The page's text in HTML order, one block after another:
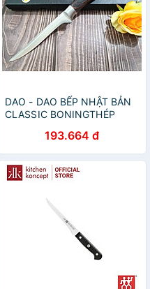
DAO - DAO BẾP NHẬT BẢN
CLASSIC BONINGTHÉP
234654467856
193.664 đ